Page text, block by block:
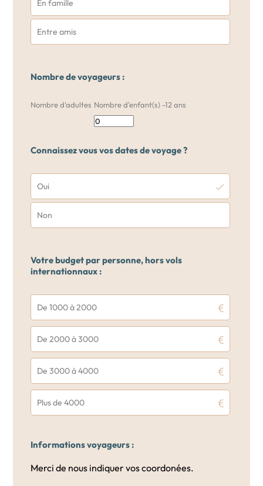
En famille
Entre amis
Nombre de voyageurs :
Nombre d'adultes Nombre d'enfant(s) -12 ans
Connaissez vous vos dates de voyage ?
Oui
Non
Votre budget par personne, hors vols
internationnaux :
De 1000 à 2000
De 2000 à 3000
De 3000 à 4000
Plus de 4000
Informations voyageurs :
Merci de nous indiquer vos coordonées.